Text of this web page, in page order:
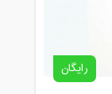
رایگان